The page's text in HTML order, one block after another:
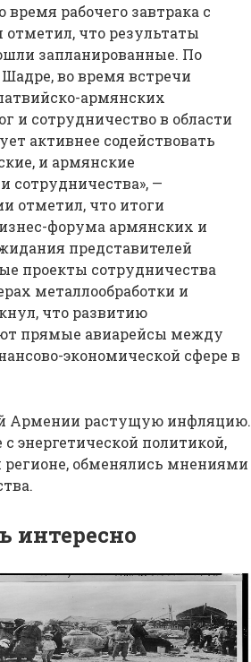
рабочего завтрака с
что результаты
запланированные. По
во время встречи
армянских
и сотрудничество в области
активнее содействовать
и армянские
сотрудничества», —
отметил, что итоги
форума армянских и
представителей
проекты сотрудничества
металлообработки и
что развитию
прямые авиарейсы между
экономической сфере в
Армении растущую инфляцию.
энергетической политикой,
обменялись мнениями
интересно